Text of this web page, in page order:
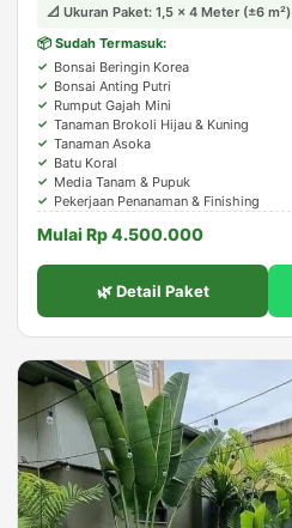
tampil estetis tanpa kesan berlebihan.
📐 Ukuran Paket: 1,5 × 4 Meter (±6 m²)
📦 Sudah Termasuk:
Bonsai Beringin Korea
Bonsai Anting Putri
Rumput Gajah Mini
Tanaman Brokoli Hijau & Kuning
Tanaman Asoka
Batu Koral
Media Tanam & Pupuk
Pekerjaan Penanaman & Finishing
Mulai Rp 4.500.000
🌿 Detail Paket